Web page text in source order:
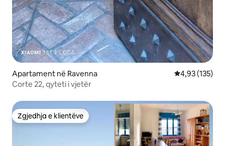
Apartament në Ravenna Vlerësimi
4,93 (135)
Corte 22, qyteti i vjetër
Zgjedhja e klientëve
Zgjedhja e klientëve